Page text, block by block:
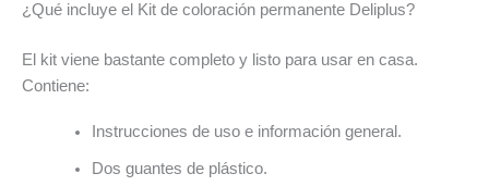
¿Qué incluye el Kit de coloración permanente Deliplus?
El kit viene bastante completo y listo para usar en casa.
Contiene:
Instrucciones de uso e información general.
Dos guantes de plástico.